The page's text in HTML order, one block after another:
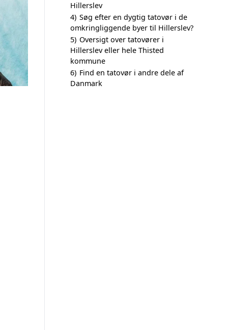
Hillerslev
4) Søg efter en dygtig tatovør i de
omkringliggende byer til Hillerslev?
5) Oversigt over tatovører i
Hillerslev eller hele Thisted
kommune
6) Find en tatovør i andre dele af
Danmark